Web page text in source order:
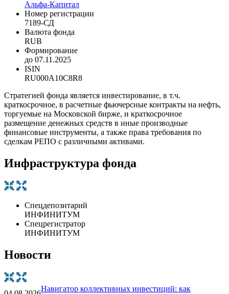
Альфа-Капитал
Номер регистрации
7189-СД
Валюта фонда
RUB
Формирование
до 07.11.2025
ISIN
RU000A10C8R8
Стратегией фонда является инвестирование, в т.ч.
краткосрочное, в расчетные фьючерсные контракты на нефть,
торгуемые на Московской бирже, и краткосрочное
размещение денежных средств в иные производные
финансовые инструменты, а также права требования по
сделкам РЕПО с различными активами.
Инфраструктура фонда
Спецдепозитарий
ИНФИНИТУМ
Спецрегистратор
ИНФИНИТУМ
Новости
Навигатор коллективных инвестиций: как